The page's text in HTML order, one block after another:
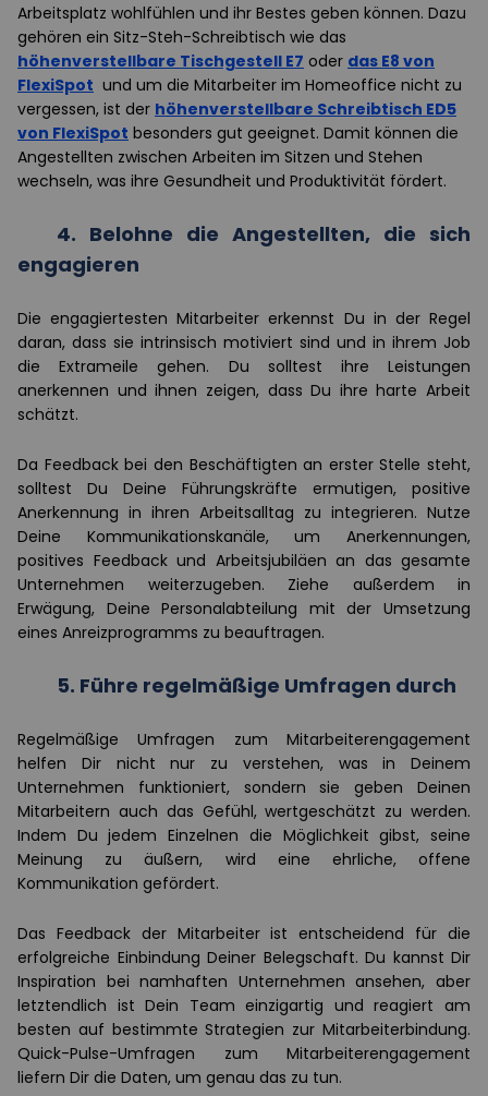
Arbeitsplatz wohlfühlen und ihr Bestes geben können. Dazu
gehören ein Sitz-Steh-Schreibtisch wie das
höhenverstellbare Tischgestell E7 oder das E8 von
FlexiSpot und um die Mitarbeiter im Homeoffice nicht zu
vergessen, ist der höhenverstellbare Schreibtisch ED5
von FlexiSpot besonders gut geeignet. Damit können die
Angestellten zwischen Arbeiten im Sitzen und Stehen
wechseln, was ihre Gesundheit und Produktivität fördert.
4. Belohne die Angestellten, die sich
engagieren
Die engagiertesten Mitarbeiter erkennst Du in der Regel
daran, dass sie intrinsisch motiviert sind und in ihrem Job
die Extrameile gehen. Du solltest ihre Leistungen
anerkennen und ihnen zeigen, dass Du ihre harte Arbeit
schätzt.
Da Feedback bei den Beschäftigten an erster Stelle steht,
solltest Du Deine Führungskräfte ermutigen, positive
Anerkennung in ihren Arbeitsalltag zu integrieren. Nutze
Deine Kommunikationskanäle, um Anerkennungen,
positives Feedback und Arbeitsjubiläen an das gesamte
Unternehmen weiterzugeben. Ziehe außerdem in
Erwägung, Deine Personalabteilung mit der Umsetzung
eines Anreizprogramms zu beauftragen.
5. Führe regelmäßige Umfragen durch
Regelmäßige Umfragen zum Mitarbeiterengagement
helfen Dir nicht nur zu verstehen, was in Deinem
Unternehmen funktioniert, sondern sie geben Deinen
Mitarbeitern auch das Gefühl, wertgeschätzt zu werden.
Indem Du jedem Einzelnen die Möglichkeit gibst, seine
Meinung zu äußern, wird eine ehrliche, offene
Kommunikation gefördert.
Das Feedback der Mitarbeiter ist entscheidend für die
erfolgreiche Einbindung Deiner Belegschaft. Du kannst Dir
Inspiration bei namhaften Unternehmen ansehen, aber
letztendlich ist Dein Team einzigartig und reagiert am
besten auf bestimmte Strategien zur Mitarbeiterbindung.
Quick-Pulse-Umfragen zum Mitarbeiterengagement
liefern Dir die Daten, um genau das zu tun.